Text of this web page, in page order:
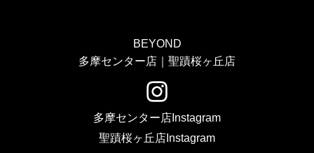
BEYOND
多摩センター店｜聖蹟桜ヶ丘店
多摩センター店Instagram
聖蹟桜ヶ丘店Instagram